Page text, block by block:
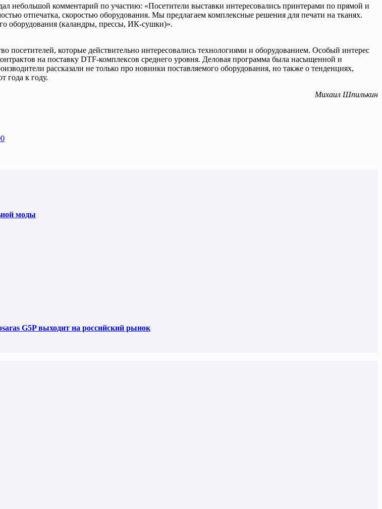
небольшой комментарий по участию: «Посетители выставки интересовались принтерами по прямой и
отпечатка, скоростью оборудования. Мы предлагаем комплексные решения для печати на тканях.
оборудования (каландры, прессы, ИК-сушки)».
которые действительно интересовались технологиями и оборудованием. Особый интерес
на поставку DTF-комплексов среднего уровня. Деловая программа была насыщенной и
рассказали не только про новинки поставляемого оборудования, но также о тенденциях,
года к году.
Михаил Шпилькин
моды
G5P выходит на российский рынок